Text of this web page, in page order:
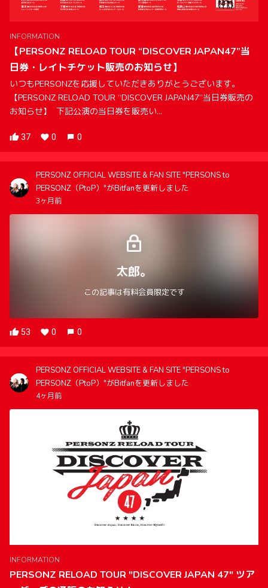
INFORMATION
【PERSONZ RELOAD TOUR “DISCOVER JAPAN47”当
日券・レイトチケット販売のお知らせ】
いつもPERSONZを応援していただきありがとうございます。
【PERSONZ RELOAD TOUR “DISCOVER JAPAN47”当日券販売の
お知らせ】 下記公演の当日券を販売い...
37 0 0
PERSONZ OFFICIAL WEBSITE & FAN SITE "PERSONS to
PERSONZ（PtoP）"がBitfanを更新しました
3ヶ月前
太郎。
この記事は有料会員限定です
53 0 0
PERSONZ OFFICIAL WEBSITE & FAN SITE "PERSONS to
PERSONZ（PtoP）"がBitfanを更新しました
4ヶ月前
INFORMATION
PERSONZ RELOAD TOUR "DISCOVER JAPAN 47" ツア